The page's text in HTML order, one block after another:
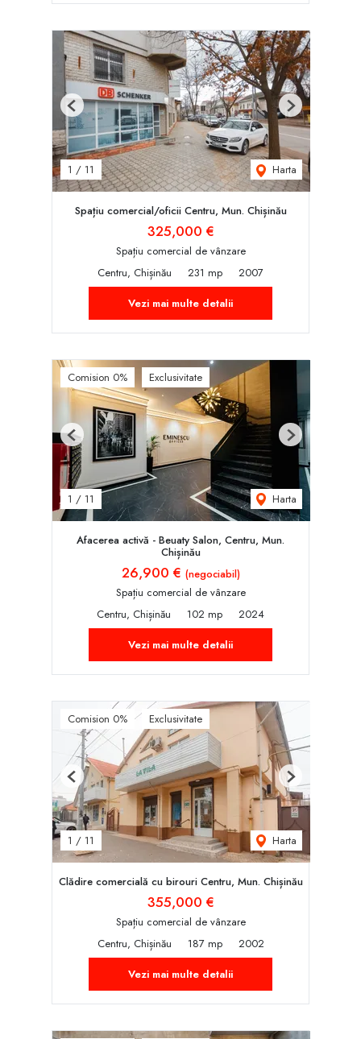
1 / 11 Harta
Previous Next
Spațiu comercial/oficii Centru, Mun. Chișinău
325,000 €
Spațiu comercial de vânzare
Centru, Chișinău
231 mp
2007
Vezi mai multe detalii
Comision 0% Exclusivitate
1 / 11 Harta
Previous Next
Afacerea activă - Beuaty Salon, Centru, Mun.
Chișinău
26,900 € (negociabil)
Spațiu comercial de vânzare
Centru, Chișinău
102 mp
2024
Vezi mai multe detalii
Comision 0% Exclusivitate
1 / 11 Harta
Previous Next
Clădire comercială cu birouri Centru, Mun. Chișinău
355,000 €
Spațiu comercial de vânzare
Centru, Chișinău
187 mp
2002
Vezi mai multe detalii